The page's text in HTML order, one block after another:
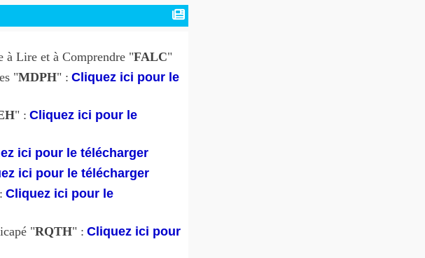
à Lire et à Comprendre "FALC"
"MDPH" : Cliquez ici pour le
" : Cliquez ici pour le
ici pour le télécharger
ici pour le télécharger
Cliquez ici pour le
"RQTH" : Cliquez ici pour